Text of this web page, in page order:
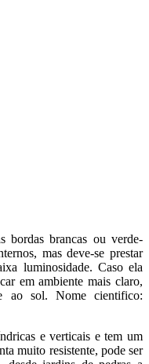
bordas brancas ou verde-
mas deve-se prestar
luminosidade. Caso ela
em ambiente mais claro,
ao sol. Nome cientifico:
e verticais e tem um
muito resistente, pode ser